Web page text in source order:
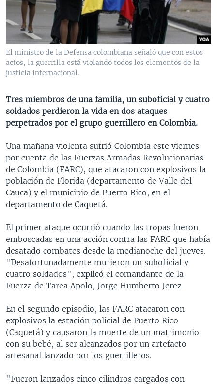
VENEZUELA
BRASIL
NICARAGUA
ECONOMÍA
ENTRETENIMIENTO Y CULTURA
TECNOLOGÍA
DEPORTES
MULTIMEDIA
VIDEOS
FOTOGRAFÍA
AUDIOS
PROGRAMAS TV
EL MUNDO AL DÍA
FORO INTERAMERICANO
LAS CLAVES
PANORAMA
RADIO
AVANCE INFORMATIVO
BUENOS DÍAS AMÉRICA
ESTADOS UNIDOS AL DÍA
FORO [RADIO]
DEPORTIVO INTERNACIONAL
NOTA ECONÓMICA
ENTRETENIMIENTO
DIRECT
Learning English
SÍGANOS
Idiomas
El ministro de la Defensa colombiana señaló que con estos
actos, la guerrilla está violando todos los elementos de la
justicia internacional.
Tres miembros de una familia, un suboficial y cuatro
soldados perdieron la vida en dos ataques
perpetrados por el grupo guerrillero en Colombia.
Una mañana violenta sufrió Colombia este viernes
por cuenta de las Fuerzas Armadas Revolucionarias
de Colombia (FARC), que atacaron con explosivos la
población de Florida (departamento de Valle del
Cauca) y el municipio de Puerto Rico, en el
departamento de Caquetá.
El primer ataque ocurrió cuando las tropas fueron
emboscadas en una acción contra las FARC que había
desatado combates desde la medianoche del jueves.
"Desafortunadamente murieron un suboficial y
cuatro soldados", explicó el comandante de la
Fuerza de Tarea Apolo, Jorge Humberto Jerez.
En el segundo episodio, las FARC atacaron con
explosivos la estación policial de Puerto Rico
(Caquetá) y causaron la muerte de un matrimonio
con su bebé, al ser alcanzados por un artefacto
artesanal lanzado por los guerrilleros.
"Fueron lanzados cinco cilindros cargados con